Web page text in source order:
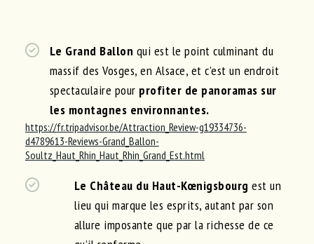
Le Grand Ballon qui est le point culminant du
massif des Vosges, en Alsace, et c’est un endroit
spectaculaire pour profiter de panoramas sur
les montagnes environnantes.
https://fr.tripadvisor.be/Attraction_Review-g19334736-
d4789613-Reviews-Grand_Ballon-
Soultz_Haut_Rhin_Haut_Rhin_Grand_Est.html
Le Château du Haut-Kœnigsbourg est un
lieu qui marque les esprits, autant par son
allure imposante que par la richesse de ce